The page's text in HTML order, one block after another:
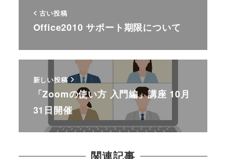
古い投稿
Office2010 サポート期限について
新しい投稿
「Zoomの使い方 入門編」講座 10月
31日開催
関連記事